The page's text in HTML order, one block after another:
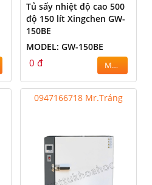
Tủ sấy nhiệt độ cao 500
độ 150 lít Xingchen GW-
150BE
MODEL: GW-150BE
0 đ MUA
0947166718 Mr.Tráng